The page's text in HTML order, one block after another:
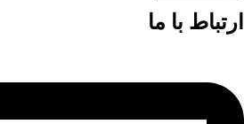
ارتباط با ما